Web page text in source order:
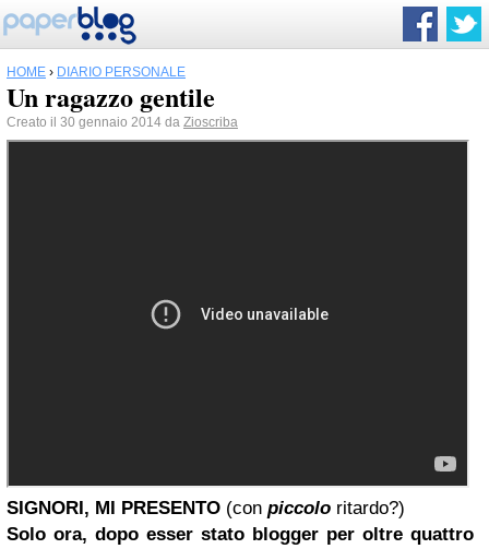
HOME › DIARIO PERSONALE
Un ragazzo gentile
Creato il 30 gennaio 2014 da Zioscriba
SIGNORI, MI PRESENTO (con piccolo ritardo?)
Solo ora, dopo esser stato blogger per oltre quattro